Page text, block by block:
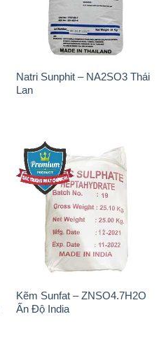
Natri Sunphit – NA2SO3 Thái
Lan
Kẽm Sunfat – ZNSO4.7H2O
Ấn Độ India